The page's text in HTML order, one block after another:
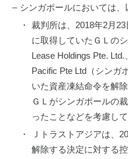
– シンガポールにおいては、
・
裁判所は、2018年2月
に取得していたＧＬの
Lease Holdings Pte.
Pacific Pte Ltd（シンガ
いた資産凍結命令を解
ＧＬがシンガポールの
ったことなどを考慮し
・
Ｊトラストアジアは、
解除する決定に対する